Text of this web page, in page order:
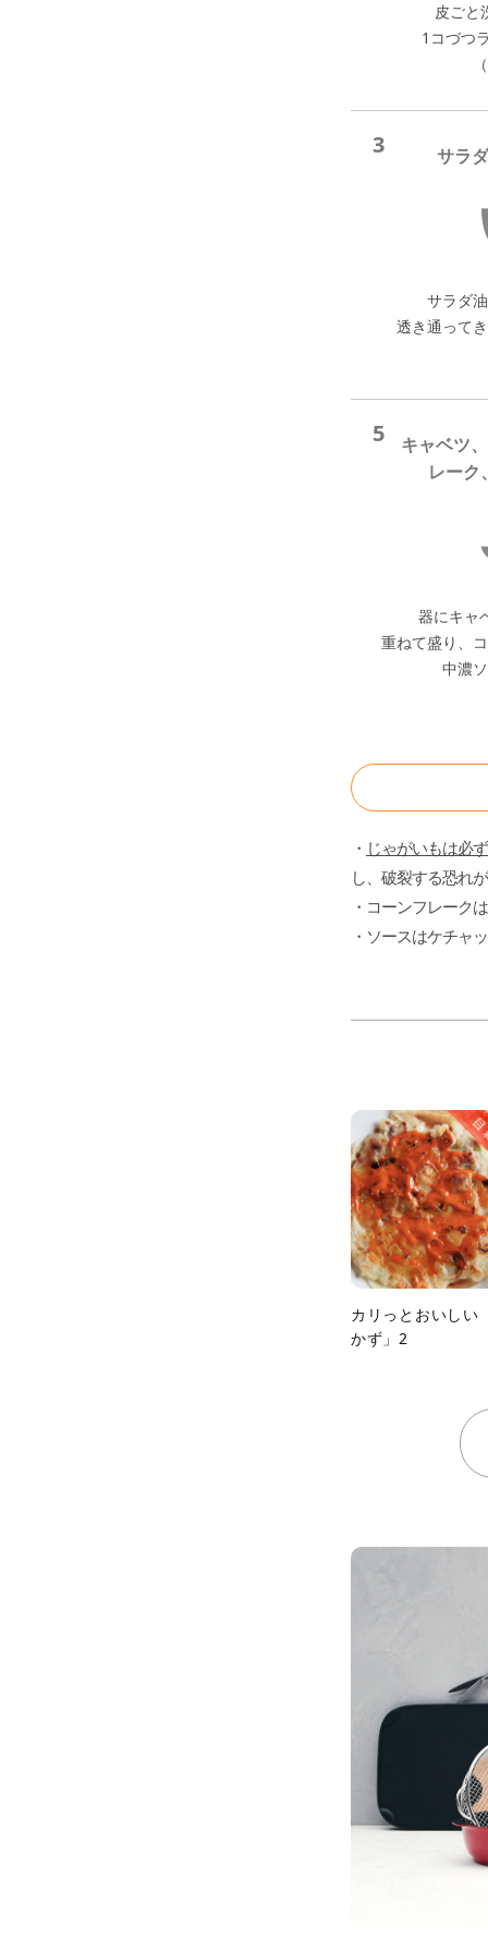
皮ごと
1コづつ
3 サラ
サラダ
透き通って
5
キャベツ
レーク
器にキャ
重ねて盛り、
中濃
・ じゃがいもは必
し、破裂する恐れ
・コーンフレーク
・ソースはケチャ
カリっとおいしい
かず」2